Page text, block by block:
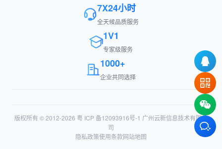
7X24小时
全天候品质服务
1V1
专家级服务
1000+
企业共同选择
版权所有 © 2012-2026 粤 ICP 备12093916号-1 广州云新信息技术有限公
司
隐私政策使用条款网站地图